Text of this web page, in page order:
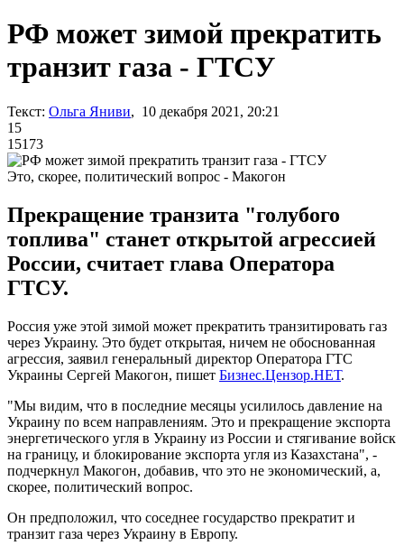
РФ может зимой прекратить
транзит газа - ГТСУ
Текст: Ольга Яниви, 10 декабря 2021, 20:21
15
15173
Это, скорее, политический вопрос - Макогон
Прекращение транзита "голубого
топлива" станет открытой агрессией
России, считает глава Оператора
ГТСУ.
Россия уже этой зимой может прекратить транзитировать газ
через Украину. Это будет открытая, ничем не обоснованная
агрессия, заявил генеральный директор Оператора ГТС
Украины Сергей Макогон, пишет Бизнес.Цензор.НЕТ.
"Мы видим, что в последние месяцы усилилось давление на
Украину по всем направлениям. Это и прекращение экспорта
энергетического угля в Украину из России и стягивание войск
на границу, и блокирование экспорта угля из Казахстана", -
подчеркнул Макогон, добавив, что это не экономический, а,
скорее, политический вопрос.
Он предположил, что соседнее государство прекратит и
транзит газа через Украину в Европу.